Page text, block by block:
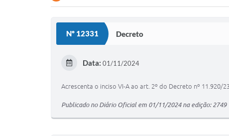
Nº 12331 Decreto
Data: 01/11/2024
Acrescenta o inciso VI-A ao art. 2º do Decreto nº
Publicado no Diário Oficial em 01/11/2024 na edição: 2749